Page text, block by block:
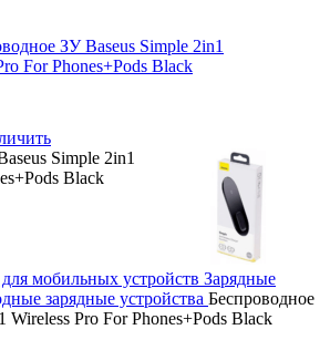
мобильных устройств Зарядные
зарядные устройства Беспроводное
Wireless Pro For Phones+Pods Black